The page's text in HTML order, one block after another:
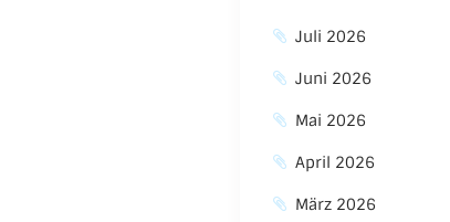
Juli 2026
Juni 2026
Mai 2026
April 2026
März 2026